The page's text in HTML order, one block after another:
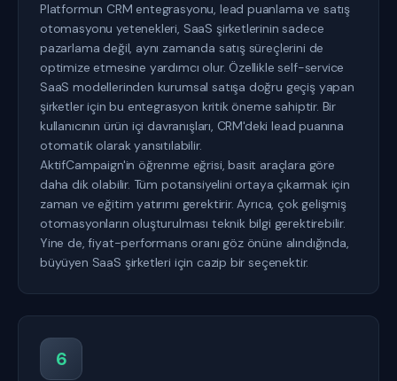
Platformun CRM entegrasyonu, lead puanlama ve satış
otomasyonu yetenekleri, SaaS şirketlerinin sadece
pazarlama değil, aynı zamanda satış süreçlerini de
optimize etmesine yardımcı olur. Özellikle self-service
SaaS modellerinden kurumsal satışa doğru geçiş yapan
şirketler için bu entegrasyon kritik öneme sahiptir. Bir
kullanıcının ürün içi davranışları, CRM'deki lead puanına
otomatik olarak yansıtılabilir.
AktifCampaign'in öğrenme eğrisi, basit araçlara göre
daha dik olabilir. Tüm potansiyelini ortaya çıkarmak için
zaman ve eğitim yatırımı gerektirir. Ayrıca, çok gelişmiş
otomasyonların oluşturulması teknik bilgi gerektirebilir.
Yine de, fiyat-performans oranı göz önüne alındığında,
büyüyen SaaS şirketleri için cazip bir seçenektir.
6